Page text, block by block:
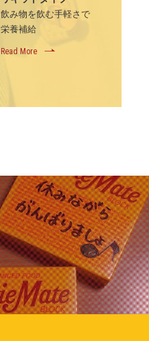
飲み物を飲む手軽さで
栄養補給
Read More